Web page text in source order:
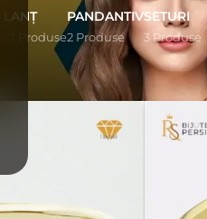
LANȚ
17 Produse
PANDANTIV
2 Produse
SETURI
3 Produse
12 18 24 48